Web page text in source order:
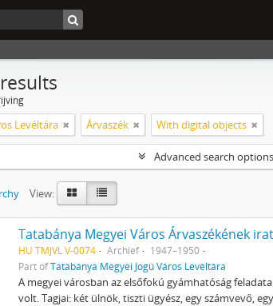
Levéltára Árvaszék With digital objects
Advanced search options
View:
Tatabánya Megyei Város Árvaszékének
HU TMJVL V-0074 Archief
1947–1950
Part ofTatabánya Megyei Jogú Város Levéltára
A megyei városban az elsőfokú gyámhatóság
volt. Tagjai: két ülnök, tiszti ügyész, egy számvevő,